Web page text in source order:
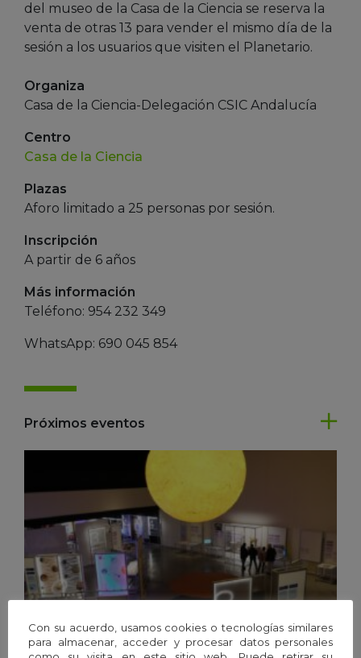
del museo de la Casa de la Ciencia se reserva la
venta de otras 13 para vender el mismo día de la
sesión a los usuarios que visiten el Planetario.
Organiza
Casa de la Ciencia-Delegación CSIC Andalucía
Centro
Casa de la Ciencia
Plazas
Aforo limitado a 25 personas por sesión.
Inscripción
A partir de 6 años
Más información
Teléfono: 954 232 349
WhatsApp: 690 045 854
Próximos eventos
Con su acuerdo, usamos cookies o tecnologías similares
para almacenar, acceder y procesar datos personales